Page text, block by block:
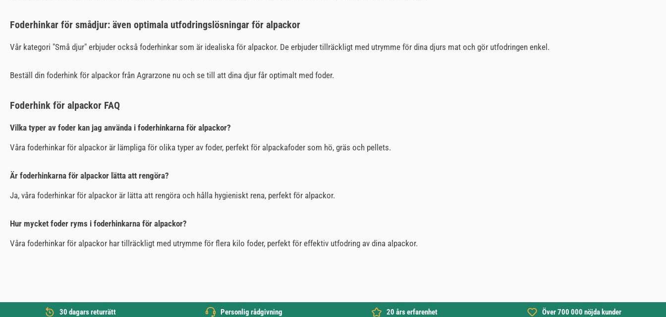
Foderhinkar för smådjur: även optimala utfodringslösningar för alpackor
Vår kategori "Små djur" erbjuder också foderhinkar som är idealiska för alpackor. De erbjuder tillräckligt med utrymme för dina djurs mat och gör utfodringen enkel.
Beställ din foderhink för alpackor från Agrarzone nu och se till att dina djur får optimalt med foder.
Foderhink för alpackor FAQ
Vilka typer av foder kan jag använda i foderhinkarna för alpackor?
Våra foderhinkar för alpackor är lämpliga för olika typer av foder, perfekt för alpackafoder som hö, gräs och pellets.
Är foderhinkarna för alpackor lätta att rengöra?
Ja, våra foderhinkar för alpackor är lätta att rengöra och hålla hygieniskt rena, perfekt för alpackor.
Hur mycket foder ryms i foderhinkarna för alpackor?
Våra foderhinkar för alpackor har tillräckligt med utrymme för flera kilo foder, perfekt för effektiv utfodring av dina alpackor.
30 dagars returrätt Personlig rådgivning 20 års erfarenhet Över 700 000 nöjda kunder